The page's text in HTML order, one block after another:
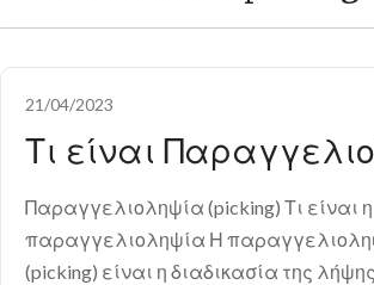
21/04/2023
Τι είναι
Παραγγελιοληψία (picking) Τι είναι η
παραγγελιοληψία Η
(picking) είναι η διαδικασία της λήψης